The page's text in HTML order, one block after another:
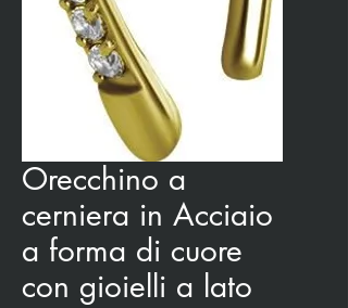
Orecchino a
cerniera in Acciaio
a forma di cuore
con gioielli a lato